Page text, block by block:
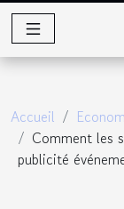
Accueil
Comment les
publicité